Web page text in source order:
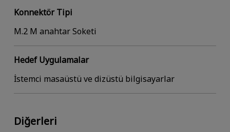
Konnektör Tipi
M.2 M anahtar Soketi
Hedef Uygulamalar
İstemci masaüstü ve dizüstü bilgisayarlar
Diğerleri